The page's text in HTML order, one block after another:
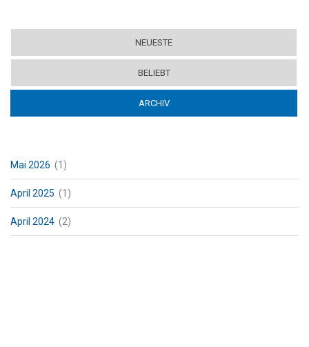
NEUESTE
BELIEBT
ARCHIV(ACTIVE TAB)
Mai 2026 (1)
April 2025 (1)
April 2024 (2)